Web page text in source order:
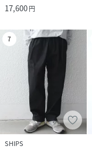
17,600円
7
SHIPS